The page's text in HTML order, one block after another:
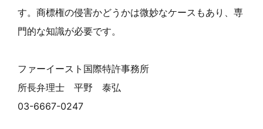
す。商標権の侵害かどうかは微妙なケースもあり、専
門的な知識が必要です。
ファーイースト国際特許事務所
所長弁理士 平野 泰弘
03-6667-0247